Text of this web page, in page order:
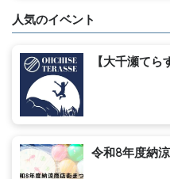
人気のイベント
【大千瀬て
令和8年度納